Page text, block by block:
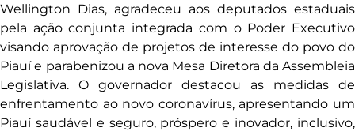
Wellington Dias, agradeceu aos deputados estaduais
pela ação conjunta integrada com o Poder Executivo
visando aprovação de projetos de interesse do povo do
Piauí e parabenizou a nova Mesa Diretora da Assembleia
Legislativa. O governador destacou as medidas de
enfrentamento ao novo coronavírus, apresentando um
Piauí saudável e seguro, próspero e inovador, inclusivo,